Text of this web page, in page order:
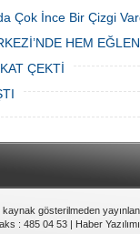
Çok İnce Bir Çizgi
HEM
ÇEKTİ
gösterilmeden
: 485 04 53 | Haber Yazılımı